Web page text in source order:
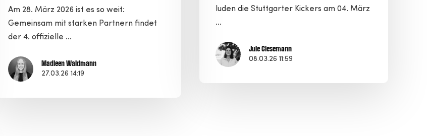
Am 28. März 2026 ist es so weit:
Gemeinsam mit starken Partnern findet
der 4. offizielle ...
Madleen Waldmann
27.03.26 14:19
luden die Stuttgarter Kickers am 04. März
...
Jule Giesemann
08.03.26 11:59